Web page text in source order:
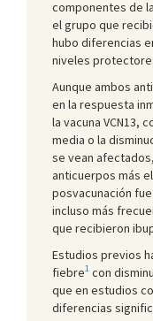
componentes de
el grupo que
hubo diferencias
niveles
Aunque ambos
en la respuesta
la vacuna VCN13,
media o la
se vean
anticuerpos más
posvacunación
incluso más
que recibieron
Estudios previos
fiebre1 con
que en estudios
diferencias